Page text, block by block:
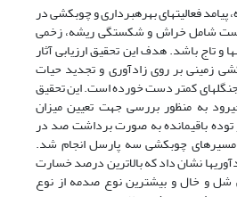
پیامد فعالیتهای بهرهبرداری و چوبکشی در
شامل خراش و شکستگی ریشه، زخمی
تاج باشد. هدف این تحقیق ارزیابی آثار
زمینی بر روی زادآوری و تجدید حیات
جنگلهای کمتر دست خورده است. این تحقیق
به منظور بررسی جهت تعیین میزان
توده باقیمانده به صورت برداشت صد در
چوبکشی سه پارسل انجام شد.
نشان داد که بالاترین درصد خسارت
شل و خال و بیشترین نوع صدمه از نوع